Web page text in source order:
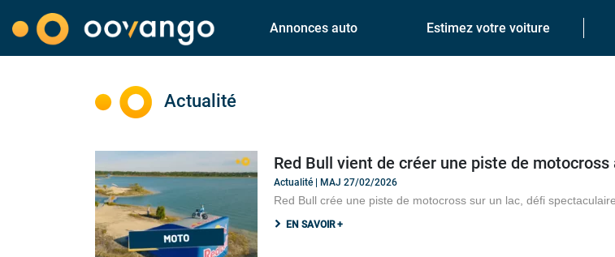
Annonces auto Estimez votre voiture
Actualité
Red Bull vient de créer une piste de motocross
Actualité | MAJ 27/02/2026
Red Bull crée une piste de motocross sur un lac, défi
EN SAVOIR +